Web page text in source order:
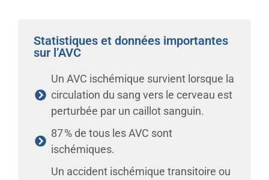
Statistiques et données importantes
sur l’AVC
Un AVC ischémique survient lorsque la
circulation du sang vers le cerveau est
perturbée par un caillot sanguin.
87 % de tous les AVC sont
ischémiques.
Un accident ischémique transitoire ou